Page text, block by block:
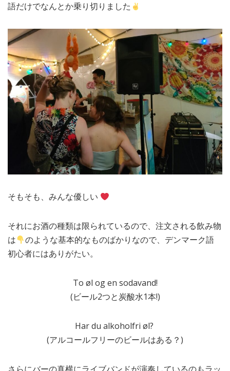
語だけでなんとか乗り切りました
そもそも、みんな優しい
それにお酒の種類は限られているので、注文される飲み物
は
のような基本的なものばかりなので、デンマーク語
初心者にはありがたい。
To øl og en sodavand!
(ビール2つと炭酸水1本!)
Har du alkoholfri øl?
(アルコールフリーのビールはある？)